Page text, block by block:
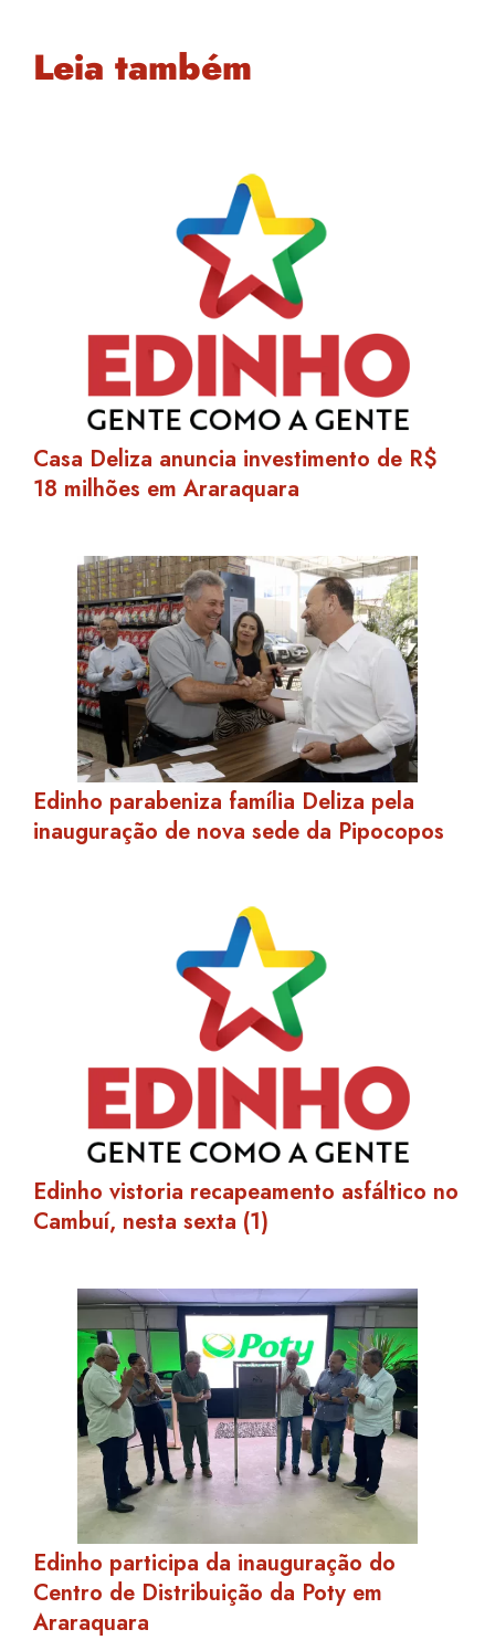
Leia também
Casa Deliza anuncia investimento de R$
18 milhões em Araraquara
Edinho parabeniza família Deliza pela
inauguração de nova sede da Pipocopos
Edinho vistoria recapeamento asfáltico no
Cambuí, nesta sexta (1)
Edinho participa da inauguração do
Centro de Distribuição da Poty em
Araraquara